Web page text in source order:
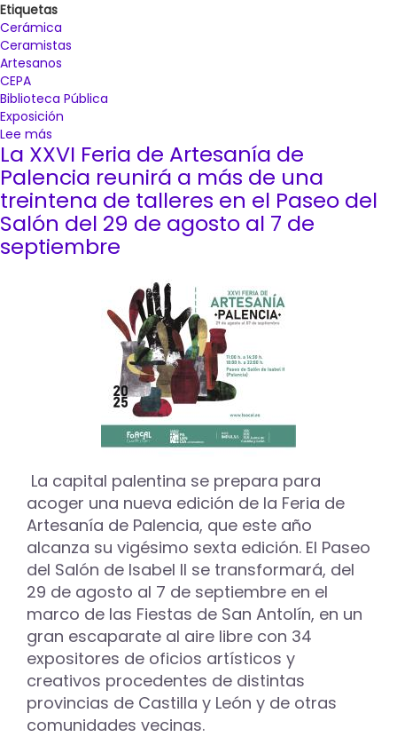
Etiquetas
Cerámica
Ceramistas
Artesanos
CEPA
Biblioteca Pública
Exposición
Lee más
La
Biblioteca
Pública
acoge
la
exposición
de
Ceramistas
La XXVI Feria de Artesanía de
Palencia reunirá a más de una
treintena de talleres en el Paseo del
Salón del 29 de agosto al 7 de
septiembre
La capital palentina se prepara para
acoger una nueva edición de la Feria de
Artesanía de Palencia, que este año
alcanza su vigésimo sexta edición. El Paseo
del Salón de Isabel II se transformará, del
29 de agosto al 7 de septiembre en el
marco de las Fiestas de San Antolín, en un
gran escaparate al aire libre con 34
expositores de oficios artísticos y
creativos procedentes de distintas
provincias de Castilla y León y de otras
comunidades vecinas.